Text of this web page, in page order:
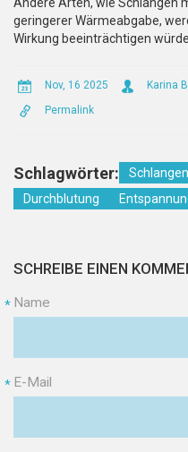
Andere Arten, wie Schlangen
geringerer Wärmeabgabe,
Wirkung beeinträchtigen
Nov, 16 2025 Karina
Permalink
Schlagwörter:
Durchblutung
SCHREIBE EINEN
Name
*
E-Mail
*